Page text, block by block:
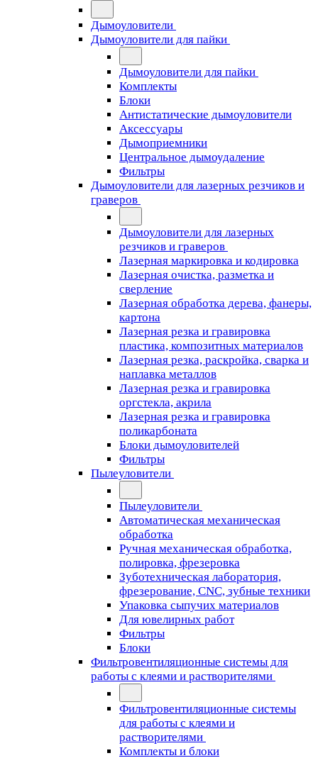
Дымоуловители
Дымоуловители для пайки
Дымоуловители для пайки
Комплекты
Блоки
Антистатические дымоуловители
Аксессуары
Дымоприемники
Центральное дымоудаление
Фильтры
Дымоуловители для лазерных резчиков и
граверов
Дымоуловители для лазерных
резчиков и граверов
Лазерная маркировка и кодировка
Лазерная очистка, разметка и
сверление
Лазерная обработка дерева, фанеры,
картона
Лазерная резка и гравировка
пластика, композитных материалов
Лазерная резка, раскройка, сварка и
наплавка металлов
Лазерная резка и гравировка
оргстекла, акрила
Лазерная резка и гравировка
поликарбоната
Блоки дымоуловителей
Фильтры
Пылеуловители
Пылеуловители
Автоматическая механическая
обработка
Ручная механическая обработка,
полировка, фрезеровка
Зуботехническая лаборатория,
фрезерование, CNC, зубные техники
Упаковка сыпучих материалов
Для ювелирных работ
Фильтры
Блоки
Фильтровентиляционные системы для
работы с клеями и растворителями
Фильтровентиляционные системы
для работы с клеями и
растворителями
Комплекты и блоки